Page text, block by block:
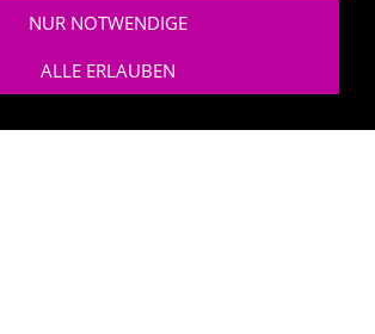
NUR NOTWENDIGE
ALLE ERLAUBEN